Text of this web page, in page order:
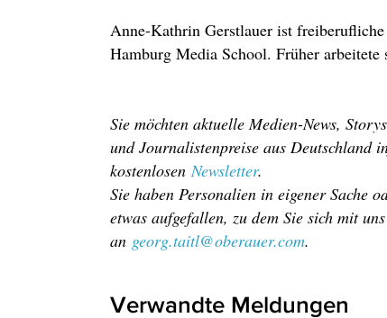
Anne-Kathrin Gerstlauer ist
Hamburg Media School. Früher arbeitete
Sie möchten aktuelle Medien-News,
und Journalistenpreise aus Deutschland
kostenlosenNewsletter.
Sie haben Personalien in eigener Sache
etwas aufgefallen, zu dem Sie sich mit
an georg.taitl@oberauer.com.
Verwandte Meldungen